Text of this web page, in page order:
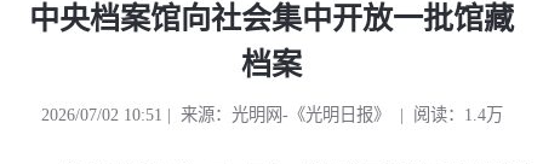
中央档案馆向社会集中开放一批馆藏
档案
2026/07/02 10:51 | 来源：光明网-《光明日报》 | 阅读：1.4万